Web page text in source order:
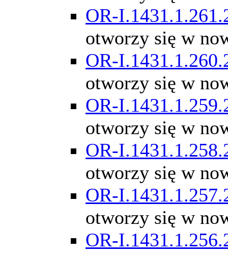
OR-
otworzy się w
OR-
otworzy się w
OR-
otworzy się w
OR-
otworzy się w
OR-
otworzy się w
OR-